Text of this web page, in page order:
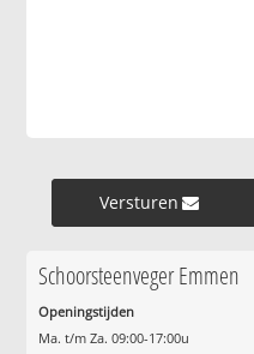
Versturen »
Schoorsteenveger Emmen
Openingstijden
Ma. t/m Za. 09:00-17:00u